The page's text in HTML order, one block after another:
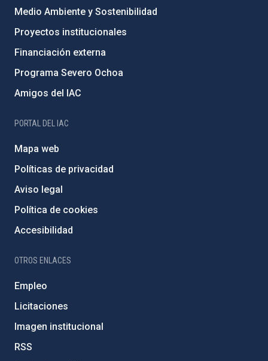
Medio Ambiente y Sostenibilidad
Proyectos institucionales
Financiación externa
Programa Severo Ochoa
Amigos del IAC
PORTAL DEL IAC
Mapa web
Políticas de privacidad
Aviso legal
Política de cookies
Accesibilidad
OTROS ENLACES
Empleo
Licitaciones
Imagen institucional
RSS